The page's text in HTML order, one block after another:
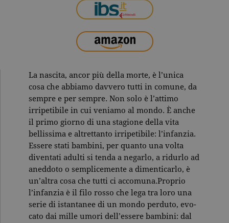
La nascita, ancor più della morte, è l’unica
cosa che abbiamo davvero tutti in comune, da
sempre e per sempre. Non solo è l’attimo
irripetibile in cui veniamo al mondo. È anche
il primo giorno di una stagione della vita
bellissima e altrettanto irripetibile: l’infanzia.
Essere stati bambini, per quanto una volta
diventati adulti si tenda a negarlo, a ridurlo ad
aneddoto o semplicemente a dimenticarlo, è
un’altra cosa che tutti ci accomuna.Proprio
l’infanzia è il filo rosso che lega tra loro una
serie di istantanee di un mondo perduto, evo-
cato dai mille umori dell’essere bambini: dal